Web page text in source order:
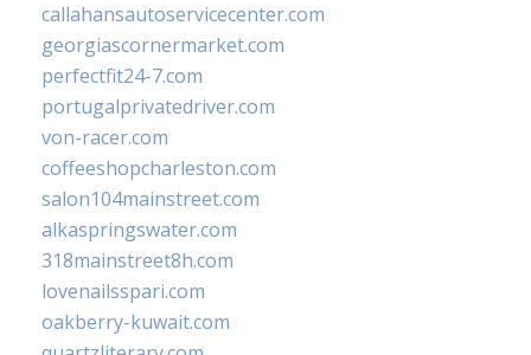
callahansautoservicecenter.com
georgiascornermarket.com
perfectfit24-7.com
portugalprivatedriver.com
von-racer.com
coffeeshopcharleston.com
salon104mainstreet.com
alkaspringswater.com
318mainstreet8h.com
lovenailsspari.com
oakberry-kuwait.com